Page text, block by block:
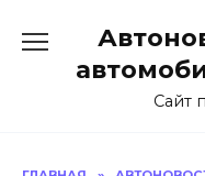
содержанию
Сайт